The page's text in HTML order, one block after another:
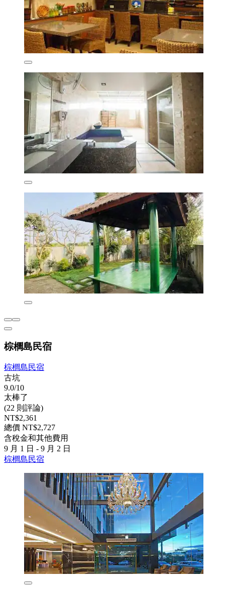
棕櫚島民宿
棕櫚島民宿
古坑
9.0/10
太棒了
(22 則評論)
NT$2,361
總價 NT$2,727
含稅金和其他費用
9 月 1 日 - 9 月 2 日
棕櫚島民宿